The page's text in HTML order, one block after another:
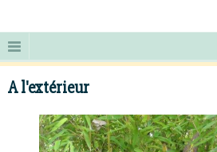
A l'extérieur